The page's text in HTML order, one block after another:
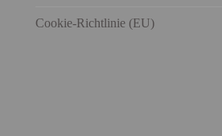
Cookie-Richtlinie (EU)